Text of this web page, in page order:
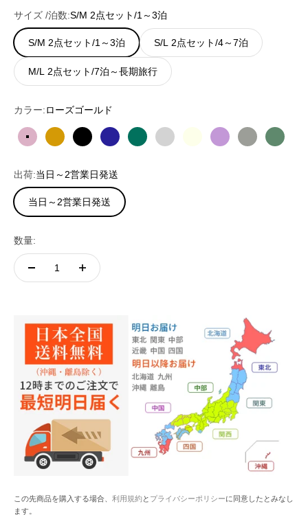
サイズ /泊数:S/M 2点セット/1～3泊
S/M 2点セット/1～3泊 S/L 2点セット/4～7泊
M/L 2点セット/7泊～長期旅行
カラー:ローズゴールド
ローズゴールド
シャンパンゴールド
ブラックブルーグリーンシルバーアイボリー
パープルオートミール
ミッド
出荷:当日～2営業日発送
当日～2営業日発送
数量:
この先商品を購入する場合、 利用規約と プライバシーポリシーに同意したとみなし
ます。